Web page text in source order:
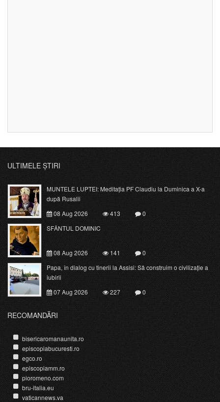
ULTIMELE ȘTIRI
MUNTELE LUPTEI: Meditația PF Claudiu la Duminica a X-a
după Rusalii
08 Aug 2026
413
0
SFÂNTUL DOMINIC
08 Aug 2026 141
0
Papa, în dialog cu tinerii la Assisi: Să construim o civilizație a
iubirii
07 Aug 2026
227 0
RECOMANDĂRI
bisericaromanaunita.ro
episcopiabucuresti.ro
egco.ro
episcopiamm.ro
pioromeno.com
bru-italia.eu
vaticannews.va